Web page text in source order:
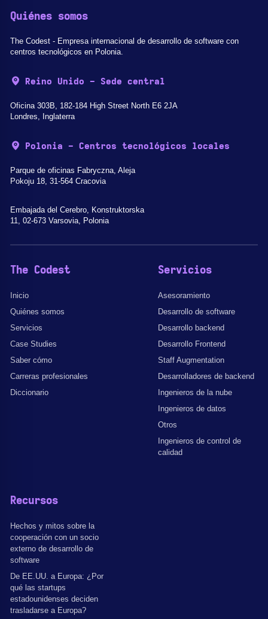
Quiénes somos
The Codest - Empresa internacional de desarrollo de software con
centros tecnológicos en Polonia.
Reino Unido - Sede central
Oficina 303B, 182-184 High Street North E6 2JA
Londres, Inglaterra
Polonia - Centros tecnológicos locales
Parque de oficinas Fabryczna, Aleja
Pokoju 18, 31-564 Cracovia
Embajada del Cerebro, Konstruktorska
11, 02-673 Varsovia, Polonia
The Codest
Inicio
Quiénes somos
Servicios
Case Studies
Saber cómo
Carreras profesionales
Diccionario
Servicios
Asesoramiento
Desarrollo de software
Desarrollo backend
Desarrollo Frontend
Staff Augmentation
Desarrolladores de backend
Ingenieros de la nube
Ingenieros de datos
Otros
Ingenieros de control de
calidad
Recursos
Hechos y mitos sobre la
cooperación con un socio
externo de desarrollo de
software
De EE.UU. a Europa: ¿Por
qué las startups
estadounidenses deciden
trasladarse a Europa?